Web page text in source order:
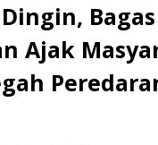
Bagas
Ajak